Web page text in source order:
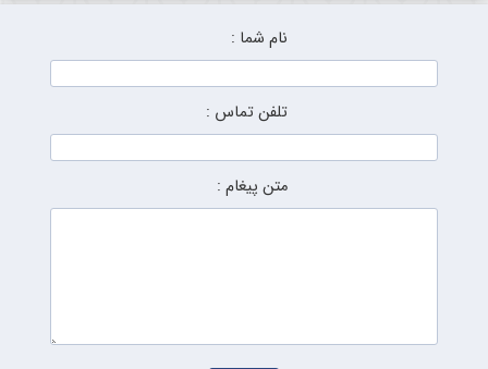
نام شما :
تلفن تماس :
متن پیغام :